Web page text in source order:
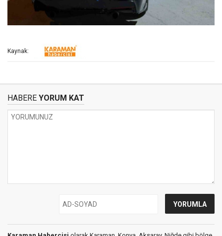
Kaynak:
HABERE YORUM KAT